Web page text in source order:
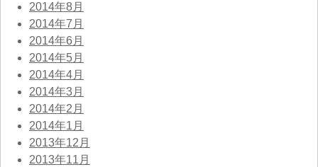
2014年8月
2014年7月
2014年6月
2014年5月
2014年4月
2014年3月
2014年2月
2014年1月
2013年12月
2013年11月